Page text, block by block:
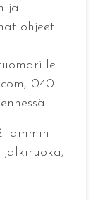
ja
ohjeet
040
lämmin
jälkiruoka,